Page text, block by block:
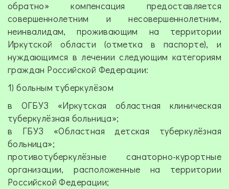
обратно» компенсация предоставляется
совершеннолетним и несовершеннолетним,
неинвалидам, проживающим на территории
Иркутской области (отметка в паспорте), и
нуждающимся в лечении следующим категориям
граждан Российской Федерации:
1) больным туберкулёзом
в ОГБУЗ «Иркутская областная клиническая
туберкулёзная больница»;
в ГБУЗ «Областная детская туберкулёзная
больница»;
противотуберкулёзные санаторно-курортные
организации, расположенные на территории
Российской Федерации;